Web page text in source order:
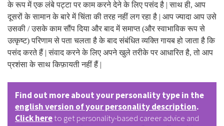
के रूप में एक लंबे पट्टा पर काम करने देने के लिए पसंद है | साथ ही, आप
दूसरों के सामान के बारे में चिंता की तरह नहीं लग रहा है | आप ज्यादा आप उसे
उसकी / उसके काम सौंप दिया और बाद में समाप्त (और स्वाभाविक रूप से
उत्कृष्ट) परिणाम से पता चलता है के बाद संबंधित व्यक्ति गायब हो जाता है कि
पसंद करते हैं | संवाद करने के लिए अपने खुले तरीके पर आधारित है, तो आप
प्रशंसा के साथ किफ़ायती नहीं हैं |
Find out more about your personality type in the
english version of your personality description.
Click hereto get personality-based career advice and